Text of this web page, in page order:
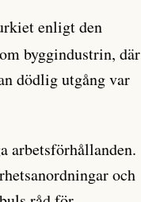
enligt den
byggindustrin, där
dödlig utgång var
arbetsförhållanden.
och